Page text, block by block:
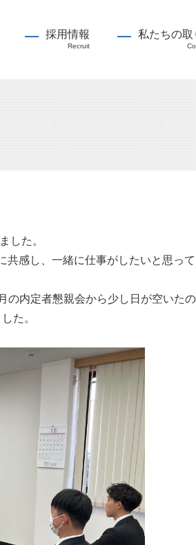
採用情報
Recruit
私たちの取
した。
共感し、一緒に仕事がしたいと思っ
の内定者懇親会から少し日が空いた
た。